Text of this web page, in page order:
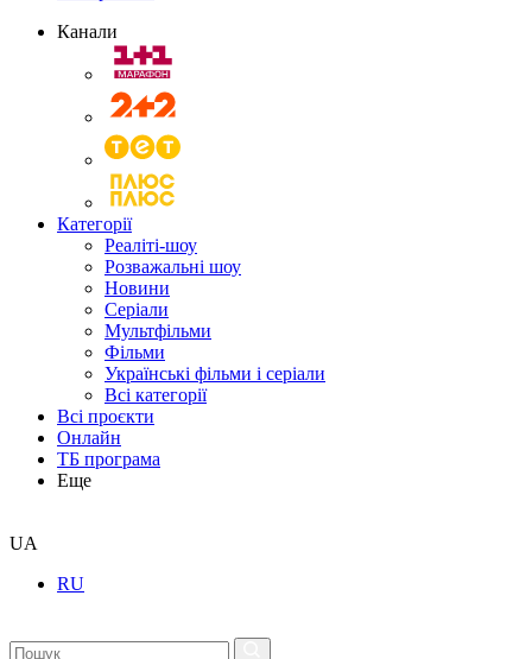
Канали
Категорії
Реаліті-шоу
Розважальні шоу
Новини
Серіали
Мультфільми
Фільми
Українські фільми і серіали
Всі категорії
Всі проєкти
Онлайн
ТБ програма
Еще
UA
RU